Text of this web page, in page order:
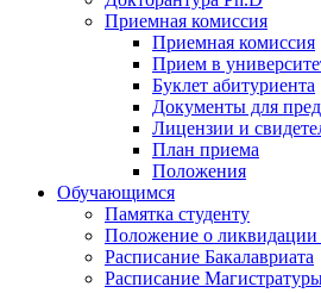
Приемная комиссия
Приемная комиссия
Прием в
Буклет абитуриента
Документы для
Лицензии и
План приема
Положения
Обучающимся
Памятка студенту
Положение о ликвидации
Расписание Бакалавриата
Расписание